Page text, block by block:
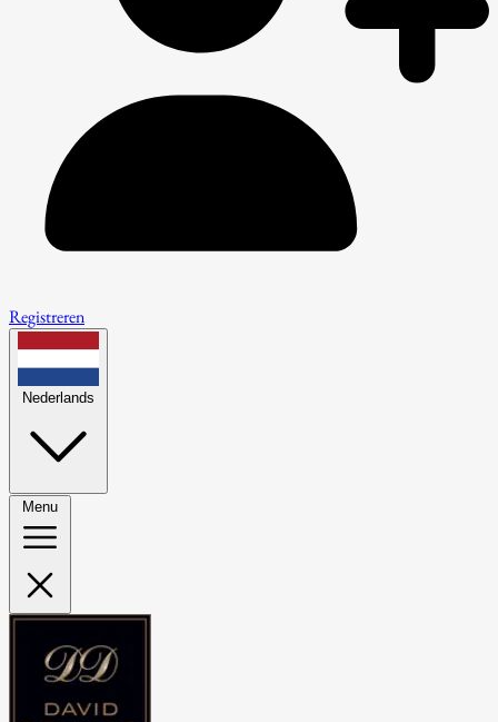
Registreren
Nederlands
Menu